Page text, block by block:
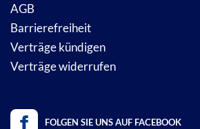
AGB
Barrierefreiheit
Verträge kündigen
Verträge widerrufen
FOLGEN SIE UNS AUF FACEBOOK